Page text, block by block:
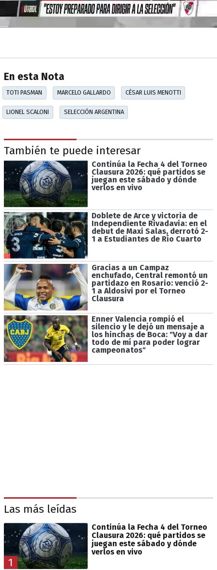
En esta Nota
TOTI PASMAN MARCELO GALLARDO CÉSAR LUIS MENOTTI
LIONEL SCALONI SELECCIÓN ARGENTINA
También te puede interesar
Continúa la Fecha 4 del Torneo
Clausura 2026: qué partidos se
juegan este sábado y dónde
verlos en vivo
Doblete de Arce y victoria de
Independiente Rivadavia: en el
debut de Maxi Salas, derrotó 2-
1 a Estudiantes de Río Cuarto
Gracias a un Campaz
enchufado, Central remontó un
partidazo en Rosario: venció 2-
1 a Aldosivi por el Torneo
Clausura
Enner Valencia rompió el
silencio y le dejó un mensaje a
los hinchas de Boca: "Voy a dar
todo de mí para poder lograr
campeonatos"
Las más leídas
1
Continúa la Fecha 4 del Torneo
Clausura 2026: qué partidos se
juegan este sábado y dónde
verlos en vivo